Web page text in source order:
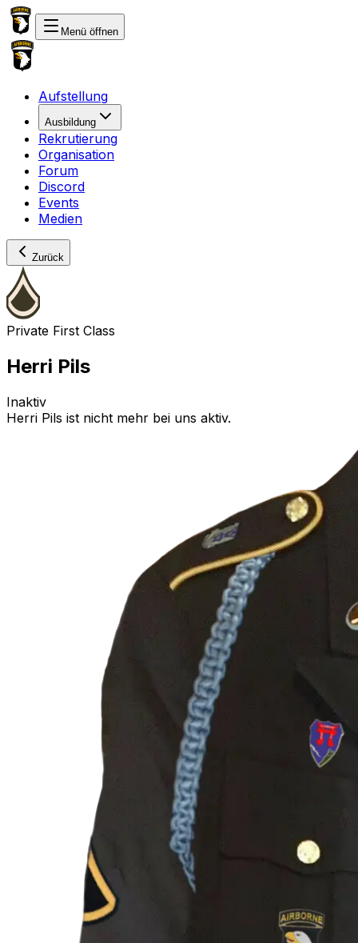
Menü öffnen
Aufstellung
Ausbildung
Rekrutierung
Organisation
Forum
Discord
Events
Medien
Zurück
Private First Class
Herri Pils
Inaktiv
Herri Pils ist nicht mehr bei uns aktiv.